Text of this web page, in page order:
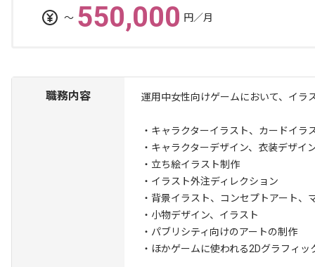
〜 550,000 円／月
職務内容 運用中女性向けゲームにおいて、イラ
・キャラクターイラスト、カードイラ
・キャラクターデザイン、衣装デザイ
・立ち絵イラスト制作
・イラスト外注ディレクション
・背景イラスト、コンセプトアート、
・小物デザイン、イラスト
・パブリシティ向けのアートの制作
・ほかゲームに使われる2Dグラフィッ